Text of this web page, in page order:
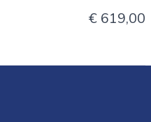
€ 619,00